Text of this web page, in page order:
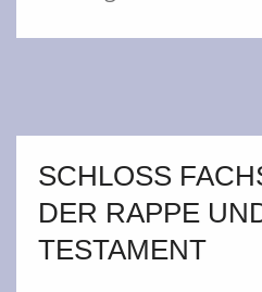
SCHLOSS
DER RAPPE
TESTAMENT